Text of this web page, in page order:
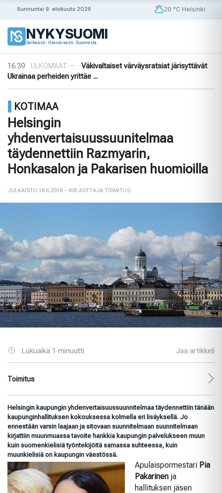
Sunnuntai 9. elokuuta 2026 20 °C Helsinki
NYKYSUOMI
Selkeästi. Itsenäisesti. Suomesta.
09:08 VIIHDE —
Rapujuhlat – Ruotsin loppukesän rituaali
19:48
ULKOMAAT —
Uusi valvontateknologia luo digitaalisen
sormenjäljen ajoneuvon laitteista ...
16:39
ULKOMAAT —
Väkivaltaiset värväysratsiat järisyttävät
Ukrainaa perheiden yrittäe ...
14:42
Norjalainen viikinkihauta avattiin
09:08
VIIHDE —
19:48
ULKOMAAT
sormenjäljen ajoneuvon laitteista ...
KOTIMAA
Helsingin
yhdenvertaisuussuunitelmaa
täydennettiin Razmyarin,
Honkasalon ja Pakarisen huomioilla
JULKAISTU 18.6.2018 – KIRJOITTAJA TOIMITUS
Lukuaika 1 minuutti Jaa artikkeli
Toimitus
Helsingin kaupunginyhdenvertaisuussuunnitelmaatäydennettiin tänään
kaupunginhallituksen kokouksessa kolmella eri lisäyksellä. Jo
ennestään varsin laajaan ja sitovaan suunnitelmaan suunnitelmaan
kirjattiin muunmuassa tavoite hankkia kaupungin palvelukseen muun
kuin suomenkielisiä työntekijöitä samassa suhteessa, kuin
muunkielisiä on kaupungin väestössä.
Apulaispormestari Pia
Pakarinen ja
hallituksen jäsen